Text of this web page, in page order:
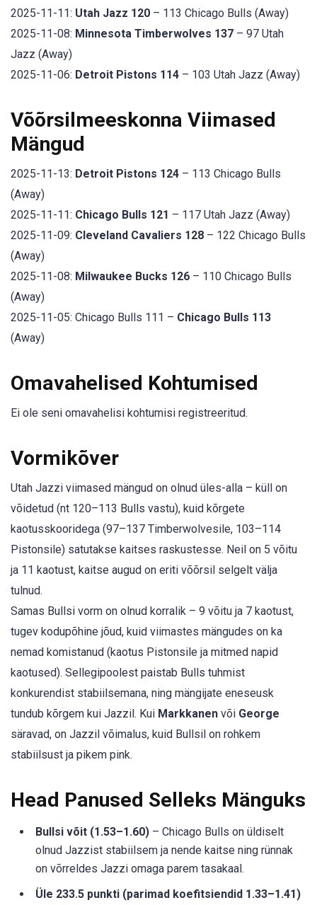
2025-11-11: Utah Jazz 120 – 113 Chicago Bulls (Away)
2025-11-08: Minnesota Timberwolves 137 – 97 Utah
Jazz (Away)
2025-11-06: Detroit Pistons 114 – 103 Utah Jazz (Away)
Võõrsilmeeskonna Viimased
Mängud
2025-11-13: Detroit Pistons 124 – 113 Chicago Bulls
(Away)
2025-11-11: Chicago Bulls 121 – 117 Utah Jazz (Away)
2025-11-09: Cleveland Cavaliers 128 – 122 Chicago Bulls
(Away)
2025-11-08: Milwaukee Bucks 126 – 110 Chicago Bulls
(Away)
2025-11-05: Chicago Bulls 111 – Chicago Bulls 113
(Away)
Omavahelised Kohtumised
Ei ole seni omavahelisi kohtumisi registreeritud.
Vormikõver
Utah Jazzi viimased mängud on olnud üles-alla – küll on
võidetud (nt 120–113 Bulls vastu), kuid kõrgete
kaotusskooridega (97–137 Timberwolvesile, 103–114
Pistonsile) satutakse kaitses raskustesse. Neil on 5 võitu
ja 11 kaotust, kaitse augud on eriti võõrsil selgelt välja
tulnud.
Samas Bullsi vorm on olnud korralik – 9 võitu ja 7 kaotust,
tugev kodupõhine jõud, kuid viimastes mängudes on ka
nemad komistanud (kaotus Pistonsile ja mitmed napid
kaotused). Sellegipoolest paistab Bulls tuhmist
konkurendist stabiilsemana, ning mängijate eneseusk
tundub kõrgem kui Jazzil. Kui Markkanen või George
säravad, on Jazzil võimalus, kuid Bullsil on rohkem
stabiilsust ja pikem pink.
Head Panused Selleks Mänguks
Bullsi võit (1.53–1.60) – Chicago Bulls on üldiselt
olnud Jazzist stabiilsem ja nende kaitse ning rünnak
on võrreldes Jazzi omaga parem tasakaal.
Üle 233.5 punkti (parimad koefitsiendid 1.33–1.41)